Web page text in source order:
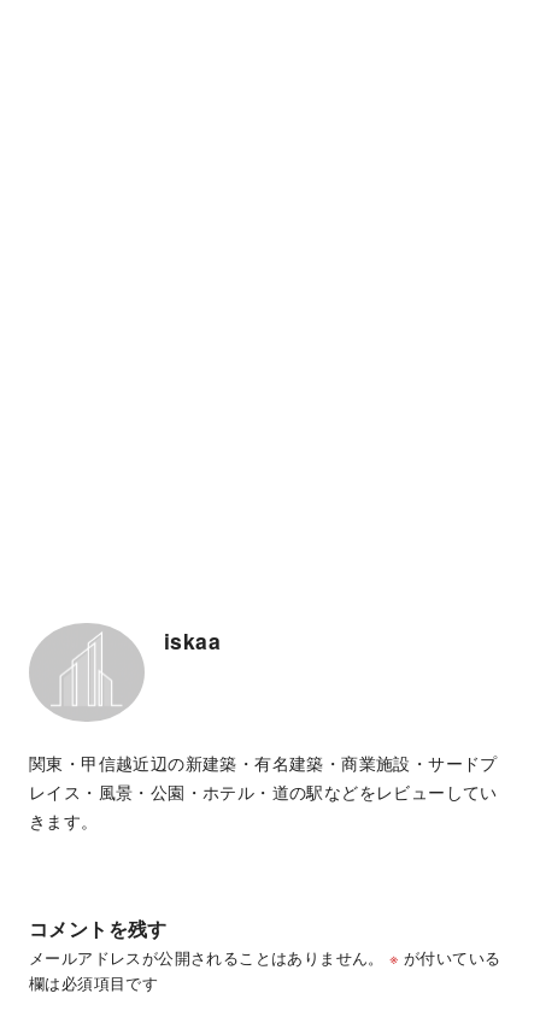
iskaa
関東・甲信越近辺の新建築・有名建築・商業施設・サードプ
レイス・風景・公園・ホテル・道の駅などをレビューしてい
きます。
コメントを残す
メールアドレスが公開されることはありません。 ※ が付いている
欄は必須項目です